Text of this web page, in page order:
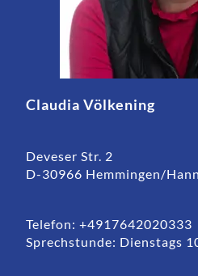
Claudia Völkening
Deveser Str. 2
D-30966 Hemmingen/
Telefon: +4917642020333
Sprechstunde: Dienstags